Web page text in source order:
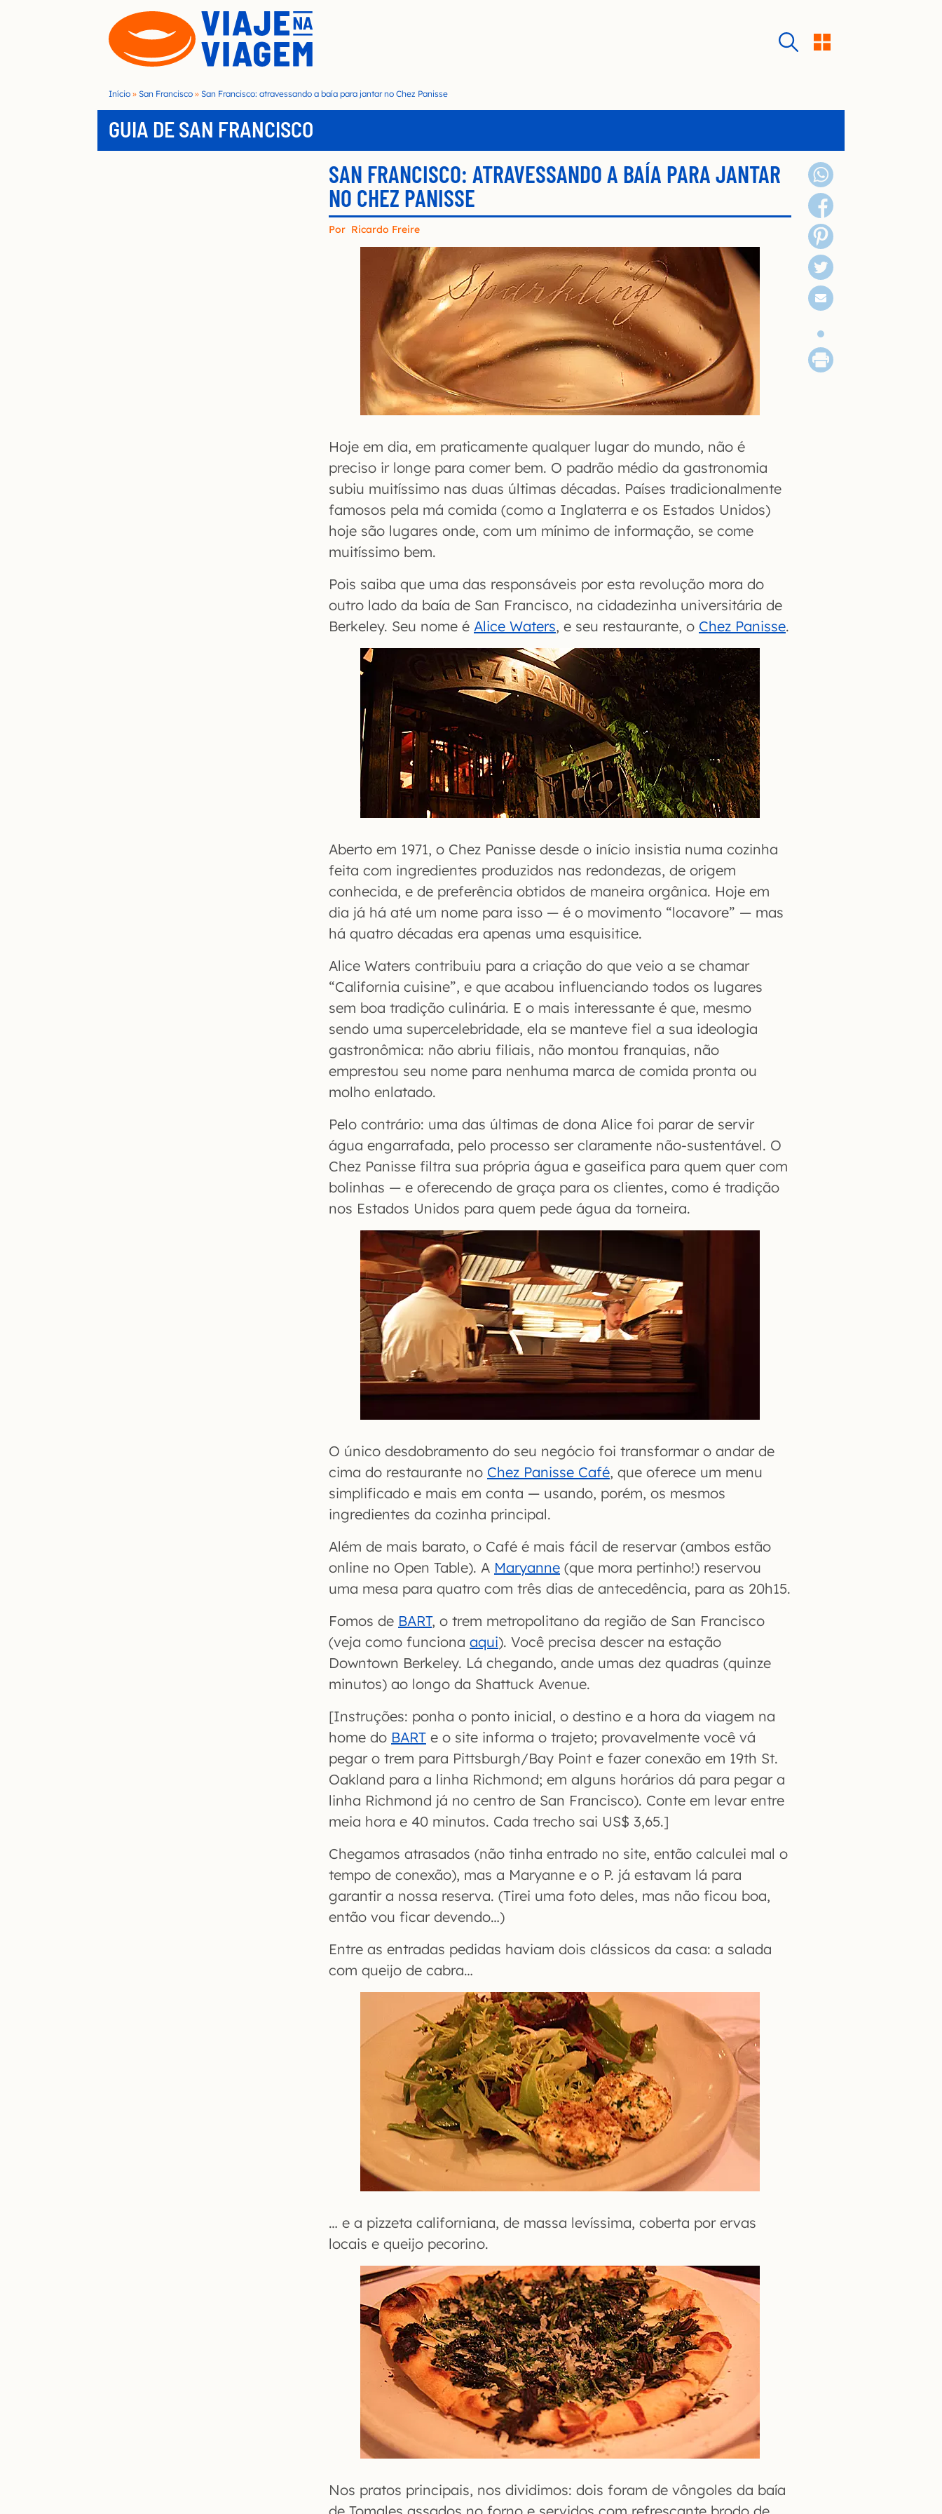
Início » San Francisco » San Francisco: atravessando a baía para jantar no Chez Panisse
GUIA DE SAN FRANCISCO
SAN FRANCISCO: ATRAVESSANDO A BAÍA PARA JANTAR
NO CHEZ PANISSE
Por Ricardo Freire
Hoje em dia, em praticamente qualquer lugar do mundo, não é
preciso ir longe para comer bem. O padrão médio da gastronomia
subiu muitíssimo nas duas últimas décadas. Países tradicionalmente
famosos pela má comida (como a Inglaterra e os Estados Unidos)
hoje são lugares onde, com um mínimo de informação, se come
muitíssimo bem.
Pois saiba que uma das responsáveis por esta revolução mora do
outro lado da baía de San Francisco, na cidadezinha universitária de
Berkeley. Seu nome é Alice Waters, e seu restaurante, o Chez Panisse.
Aberto em 1971, o Chez Panisse desde o início insistia numa cozinha
feita com ingredientes produzidos nas redondezas, de origem
conhecida, e de preferência obtidos de maneira orgânica. Hoje em
dia já há até um nome para isso — é o movimento “locavore” — mas
há quatro décadas era apenas uma esquisitice.
Alice Waters contribuiu para a criação do que veio a se chamar
“California cuisine”, e que acabou influenciando todos os lugares
sem boa tradição culinária. E o mais interessante é que, mesmo
sendo uma supercelebridade, ela se manteve fiel a sua ideologia
gastronômica: não abriu filiais, não montou franquias, não
emprestou seu nome para nenhuma marca de comida pronta ou
molho enlatado.
Pelo contrário: uma das últimas de dona Alice foi parar de servir
água engarrafada, pelo processo ser claramente não-sustentável. O
Chez Panisse filtra sua própria água e gaseifica para quem quer com
bolinhas — e oferecendo de graça para os clientes, como é tradição
nos Estados Unidos para quem pede água da torneira.
O único desdobramento do seu negócio foi transformar o andar de
cima do restaurante no Chez Panisse Café, que oferece um menu
simplificado e mais em conta — usando, porém, os mesmos
ingredientes da cozinha principal.
Além de mais barato, o Café é mais fácil de reservar (ambos estão
online no Open Table). A Maryanne (que mora pertinho!) reservou
uma mesa para quatro com três dias de antecedência, para as 20h15.
Fomos de BART, o trem metropolitano da região de San Francisco
(veja como funciona aqui). Você precisa descer na estação
Downtown Berkeley. Lá chegando, ande umas dez quadras (quinze
minutos) ao longo da Shattuck Avenue.
[Instruções: ponha o ponto inicial, o destino e a hora da viagem na
home do BART e o site informa o trajeto; provavelmente você vá
pegar o trem para Pittsburgh/Bay Point e fazer conexão em 19th St.
Oakland para a linha Richmond; em alguns horários dá para pegar a
linha Richmond já no centro de San Francisco). Conte em levar entre
meia hora e 40 minutos. Cada trecho sai US$ 3,65.]
Chegamos atrasados (não tinha entrado no site, então calculei mal o
tempo de conexão), mas a Maryanne e o P. já estavam lá para
garantir a nossa reserva. (Tirei uma foto deles, mas não ficou boa,
então vou ficar devendo…)
Entre as entradas pedidas haviam dois clássicos da casa: a salada
com queijo de cabra…
… e a pizzeta californiana, de massa levíssima, coberta por ervas
locais e queijo pecorino.
Nos pratos principais, nos dividimos: dois foram de vôngoles da baía